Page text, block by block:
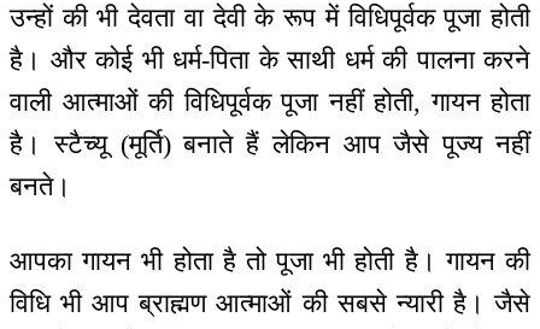
उन्हों की भी देवता वा देवी के रूप में विधिपूर्वक पूजा होती
है। और कोई भी धर्म-पिता के साथी धर्म की पालना करने
वाली आत्माओं की विधिपूर्वक पूजा नहीं होती, गायन होता
है। स्टैच्यू (मूर्ति) बनाते हैं लेकिन आप जैसे पूज्य नहीं
बनते।
आपका गायन भी होता है तो पूजा भी होती है। गायन की
विधि भी आप ब्राह्मण आत्माओं की सबसे न्यारी है। जैसे